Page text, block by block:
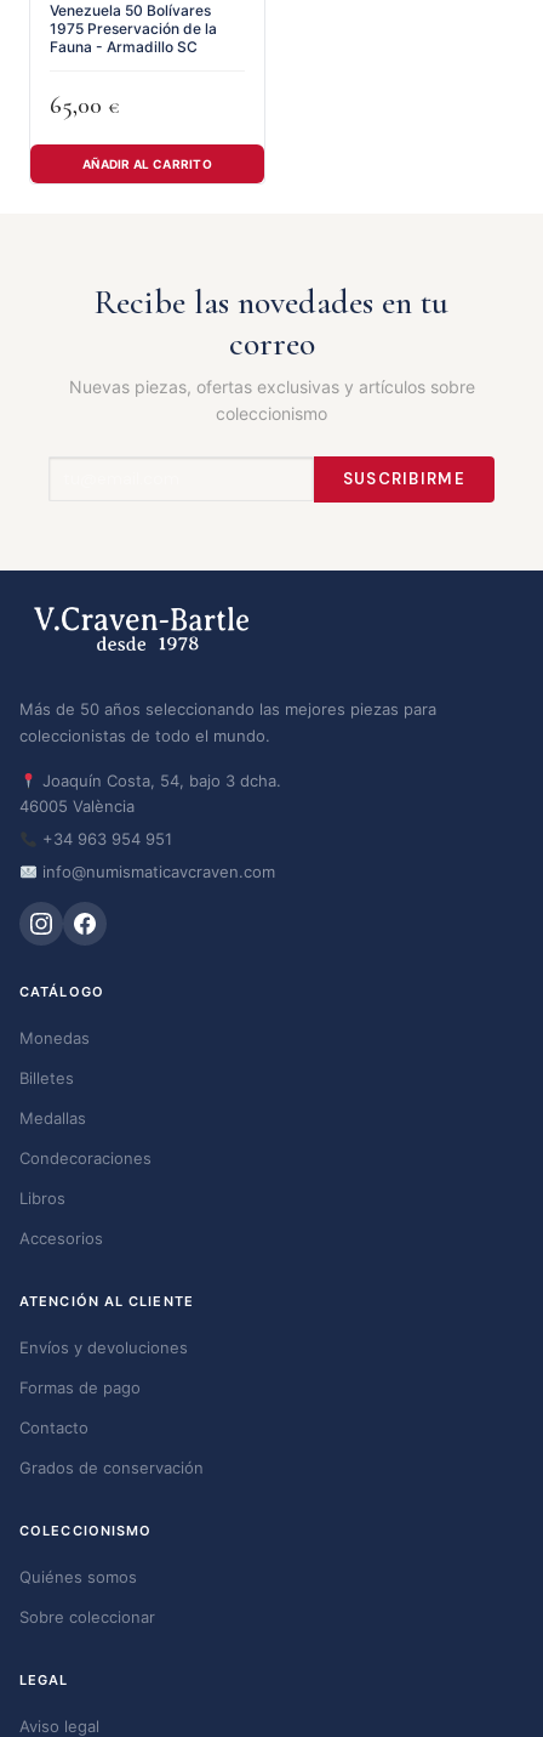
Venezuela 50 Bolívares
1975 Preservación de la
Fauna - Armadillo SC
65,00 €
AÑADIR AL CARRITO
Recibe las novedades en tu
correo
Nuevas piezas, ofertas exclusivas y artículos sobre
coleccionismo
SUSCRIBIRME
Más de 50 años seleccionando las mejores piezas para
coleccionistas de todo el mundo.
Joaquín Costa, 54, bajo 3 dcha.
46005 València
+34 963 954 951
info@numismaticavcraven.com
CATÁLOGO
Monedas
Billetes
Medallas
Condecoraciones
Libros
Accesorios
ATENCIÓN AL CLIENTE
Envíos y devoluciones
Formas de pago
Contacto
Grados de conservación
COLECCIONISMO
Quiénes somos
Sobre coleccionar
LEGAL
Aviso legal